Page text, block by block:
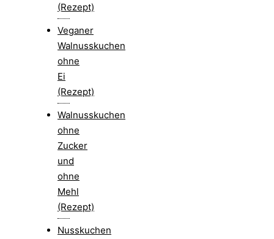
(Rezept)
Veganer
Walnusskuchen
ohne
Ei
(Rezept)
Walnusskuchen
ohne
Zucker
und
ohne
Mehl
(Rezept)
Nusskuchen